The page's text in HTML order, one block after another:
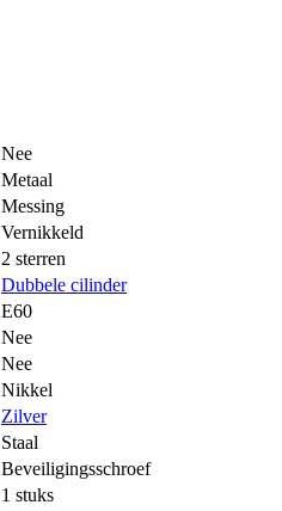
Nee
Metaal
Messing
Vernikkeld
2 sterren
Dubbele cilinder
E60
Nee
Nee
Nikkel
Zilver
Staal
Beveiligingsschroef
1 stuks